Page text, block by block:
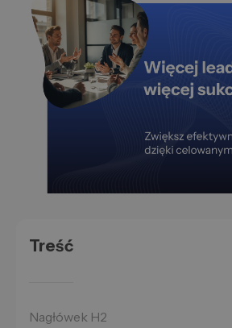
Treść
Nagłówek H2